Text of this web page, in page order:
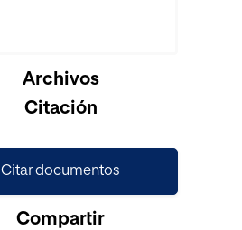
Archivos
Citación
Citar documentos
Compartir